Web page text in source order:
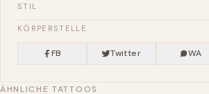
STIL
KÖRPERSTELLE
FB Twitter WA
ÄHNLICHE TATTOOS